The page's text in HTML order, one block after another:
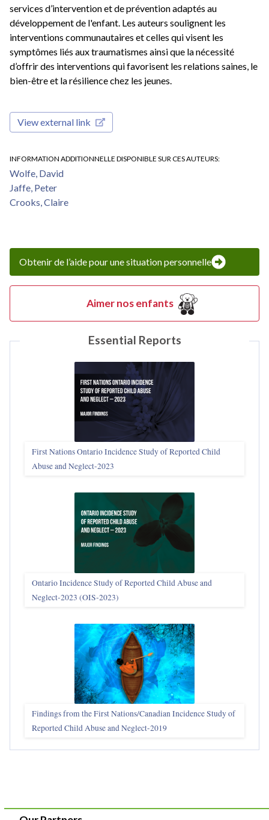
services d’intervention et de prévention adaptés au
développement de l'enfant. Les auteurs soulignent les
interventions communautaires et celles qui visent les
symptômes liés aux traumatismes ainsi que la nécessité
d’offrir des interventions qui favorisent les relations saines, le
bien-être et la résilience chez les jeunes.
View external link
INFORMATION ADDITIONNELLE DISPONIBLE SUR CES AUTEURS
Wolfe, David
Jaffe, Peter
Crooks, Claire
Obtenir de l’aide pour une situation personnelle
Aimer nos enfants
Essential Reports
First Nations Ontario Incidence Study of Reported Child
Abuse and Neglect‑2023
Ontario Incidence Study of Reported Child Abuse and
Neglect-2023 (OIS‑2023)
Findings from the First Nations/Canadian Incidence Study of
Reported Child Abuse and Neglect-2019